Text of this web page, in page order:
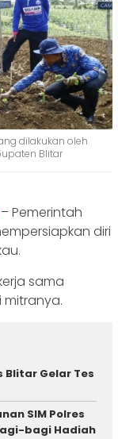
dilakukan oleh
Blitar
– Pemerintah
diri
sama
mitranya.
Blitar Gelar Tes
SIM Polres
bagi Hadiah